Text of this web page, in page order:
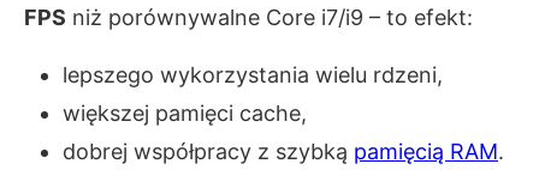
FPS niż porównywalne Core i7/i9 – to efekt:
lepszego wykorzystania wielu rdzeni,
większej pamięci cache,
dobrej współpracy z szybką pamięcią RAM.